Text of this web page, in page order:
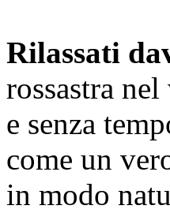
Rilassati
rossastra
e senza
come un
in modo